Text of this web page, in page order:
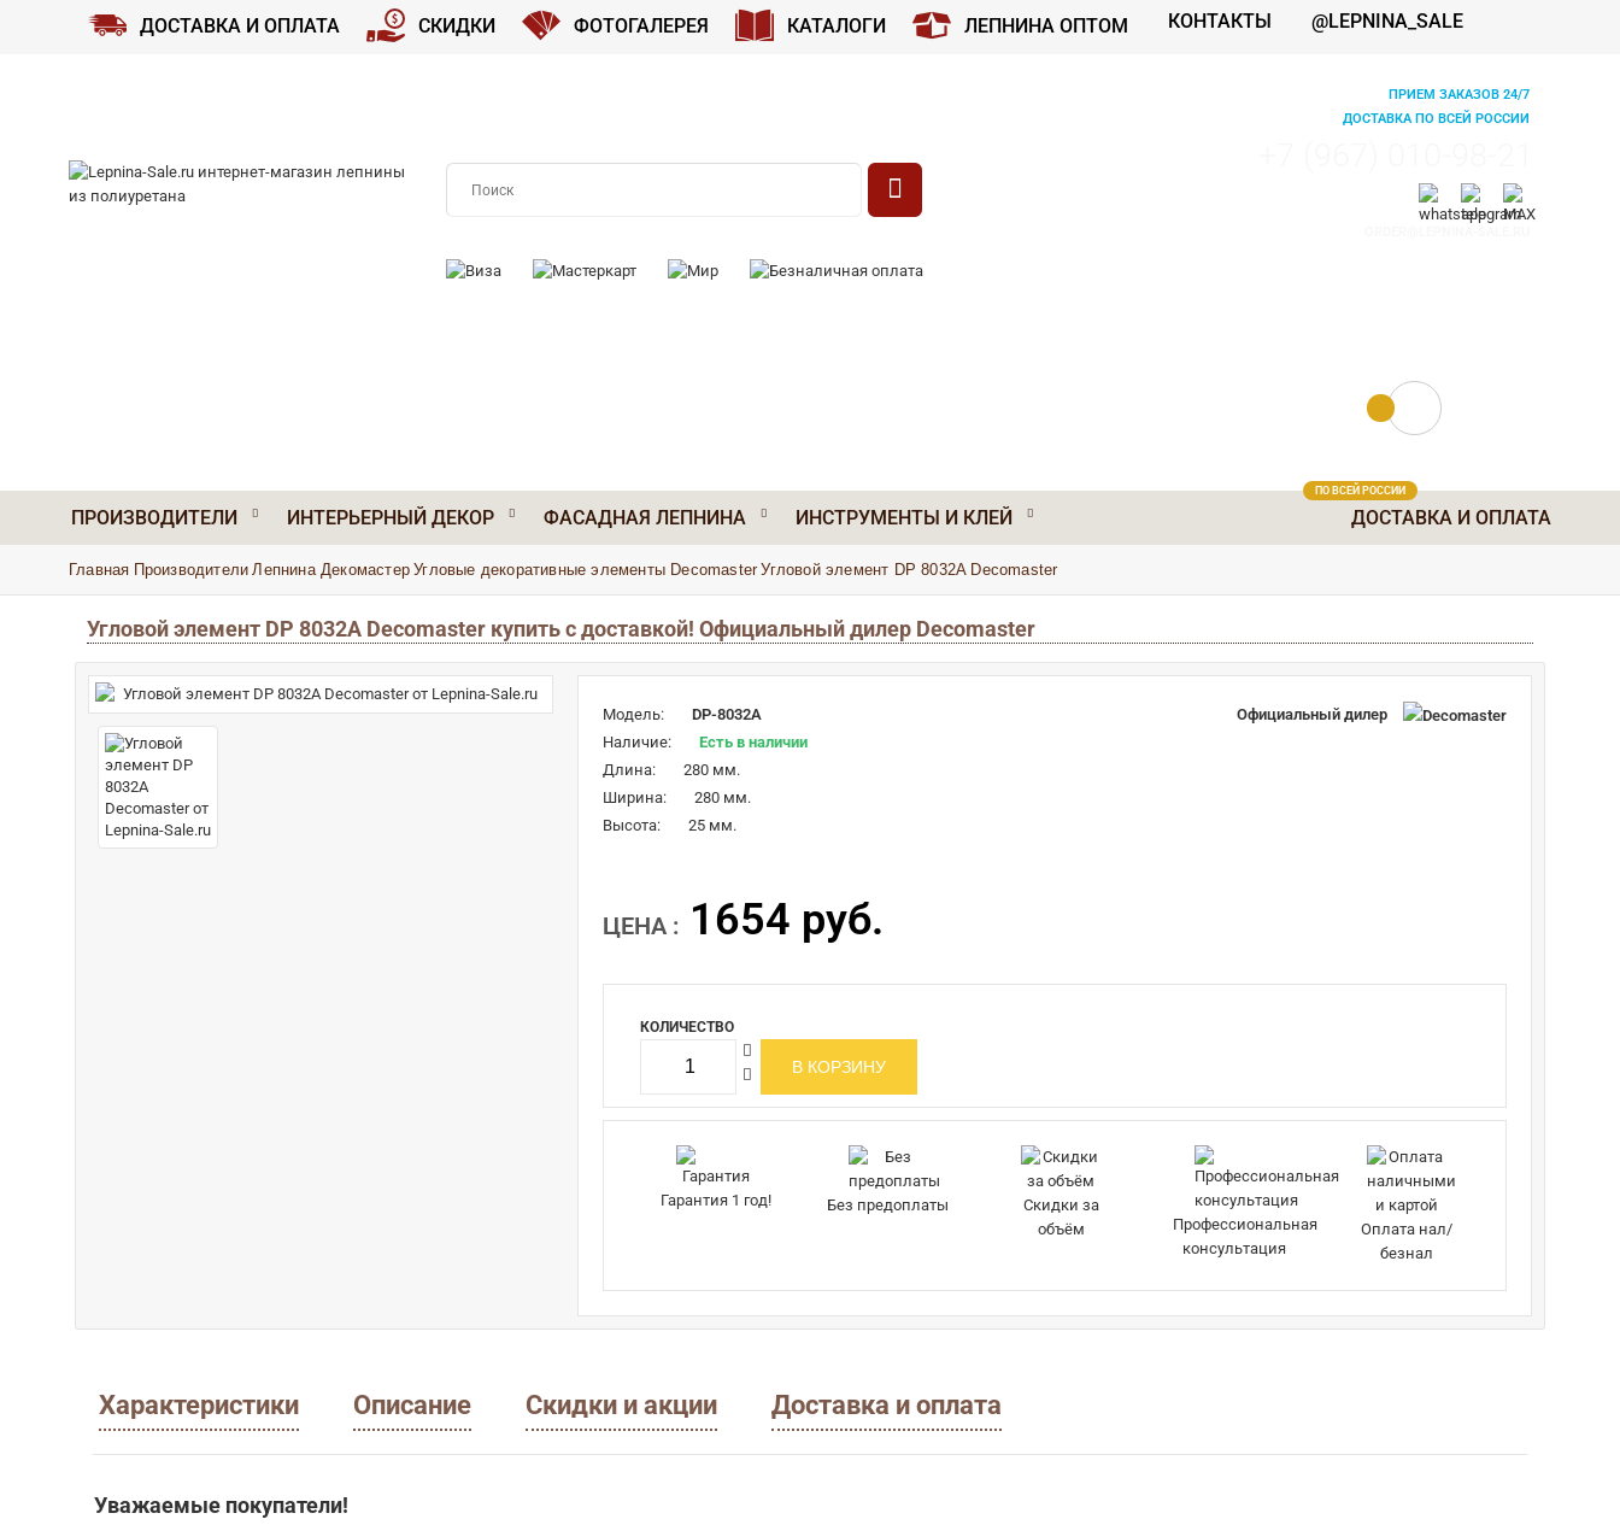
ДОСТАВКА И ОПЛАТА СКИДКИ ФОТОГАЛЕРЕЯ КАТАЛОГИ ЛЕПНИНА ОПТОМ КОНТАКТЫ @LEPNINA_SALE
ПРИЕМ ЗАКАЗОВ 24/7
ДОСТАВКА ПО ВСЕЙ РОССИИ
ДОСТАВКА И ОПЛАТА
ПО ВСЕЙ РОССИИ
ПРОИЗВОДИТЕЛИ ИНТЕРЬЕРНЫЙ ДЕКОР ФАСАДНАЯ ЛЕПНИНА ИНСТРУМЕНТЫ И КЛЕЙ
Главная Производители Лепнина Декомастер Угловые декоративные элементы Decomaster Угловой элемент DP 8032A Decomaster
Угловой элемент DP 8032A Decomaster купить с доставкой! Официальный дилер Decomaster
Модель:
DP-8032A
Наличие:
Есть в наличии
Длина:
280 мм.
Ширина:
280 мм.
Высота:
25 мм.
Официальный дилер
ЦЕНА : 1654 руб.
КОЛИЧЕСТВО
Гарантия 1 год! Без предоплаты
Скидки за
объём
Профессиональная
консультация
Оплата нал/
безнал
Характеристики Описание Скидки и акции Доставка и оплата
Уважаемые покупатели!